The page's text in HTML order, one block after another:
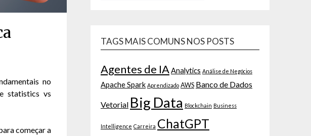
no
statistics vs
começar a
TAGS MAIS COMUNS NOS POSTS
Agentes de IAAnalytics Análise de Negócios
Apache Spark Aprendizado AWS Banco de Dados
Vetorial Big Data Blockchain Business
Intelligence Carreira ChatGPT